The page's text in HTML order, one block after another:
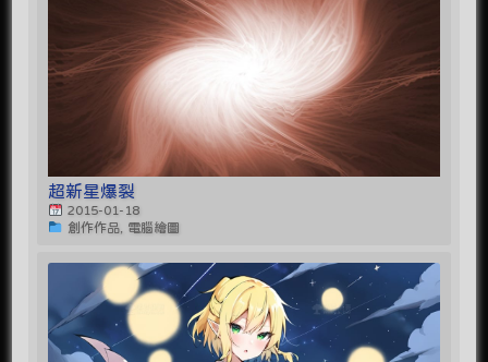
超新星爆裂
2015-01-18
創作作品, 電腦繪圖